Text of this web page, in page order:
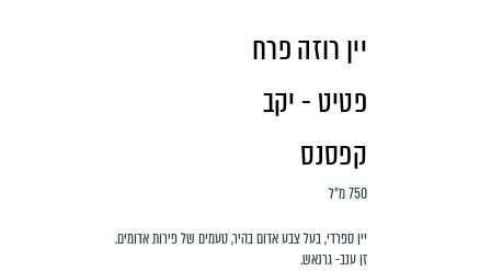
יין רוזה פרח
פטיט - יקב
קפסנס
750 מ״ל
יין ספרדי, בעל צבע אדום בהיר, טעמים של פירות אדומים.
זן ענב- גרנאש.